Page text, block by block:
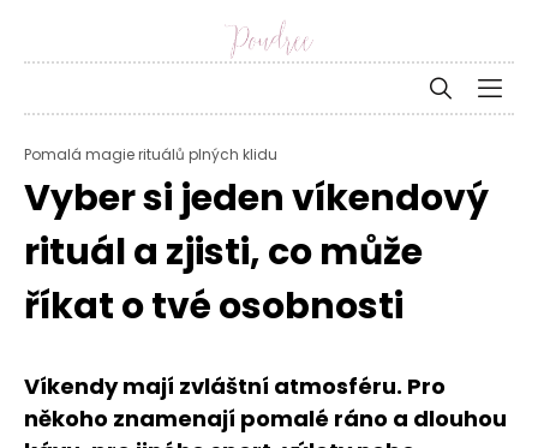
Pomalá magie rituálů plných klidu
Vyber si jeden víkendový
rituál a zjisti, co může
říkat o tvé osobnosti
Víkendy mají zvláštní atmosféru. Pro
někoho znamenají pomalé ráno a dlouhou